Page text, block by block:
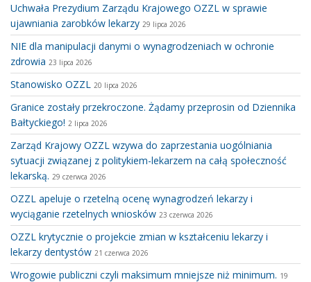
Uchwała Prezydium Zarządu Krajowego OZZL w sprawie
ujawniania zarobków lekarzy 29 lipca 2026
NIE dla manipulacji danymi o wynagrodzeniach w ochronie
zdrowia 23 lipca 2026
Stanowisko OZZL 20 lipca 2026
Granice zostały przekroczone. Żądamy przeprosin od Dziennika
Bałtyckiego! 2 lipca 2026
Zarząd Krajowy OZZL wzywa do zaprzestania uogólniania
sytuacji związanej z politykiem-lekarzem na całą społeczność
lekarską. 29 czerwca 2026
OZZL apeluje o rzetelną ocenę wynagrodzeń lekarzy i
wyciąganie rzetelnych wniosków 23 czerwca 2026
OZZL krytycznie o projekcie zmian w kształceniu lekarzy i
lekarzy dentystów 21 czerwca 2026
Wrogowie publiczni czyli maksimum mniejsze niż minimum. 19